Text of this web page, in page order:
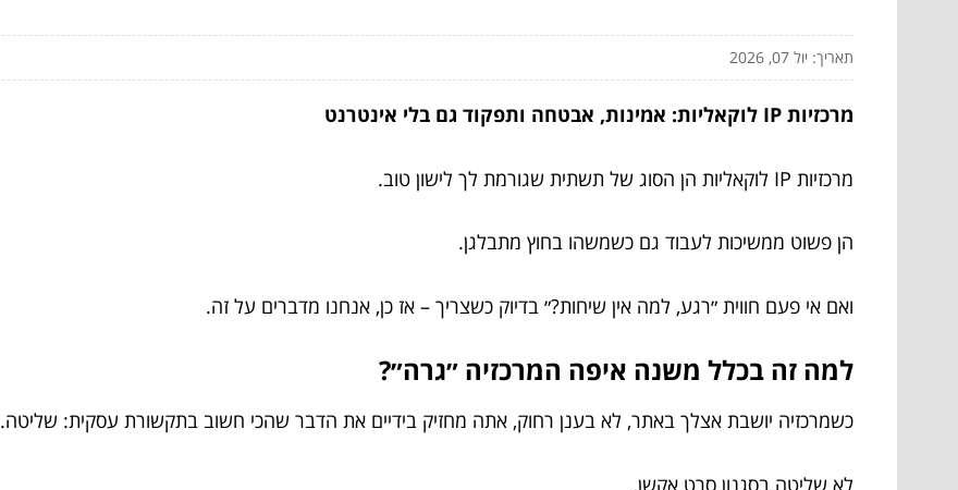
תאריך: יול 07, 2026
מרכזיות IP לוקאליות: אמינות, אבטחה ותפקוד גם בלי אינטרנט
מרכזיות IP לוקאליות הן הסוג של תשתית שגורמת לך לישון טוב.
הן פשוט ממשיכות לעבוד גם כשמשהו בחוץ מתבלגן.
ואם אי פעם חווית ״רגע, למה אין שיחות?״ בדיוק כשצריך – אז כן, אנחנו מדברים על זה.
למה זה בכלל משנה איפה המרכזיה ״גרה״?
כשמרכזיה יושבת אצלך באתר, לא בענן רחוק, אתה מחזיק בידיים את הדבר שהכי חשוב בתקשורת עסקית: שליטה.
לא שליטה בסגנון סרט אקשן.